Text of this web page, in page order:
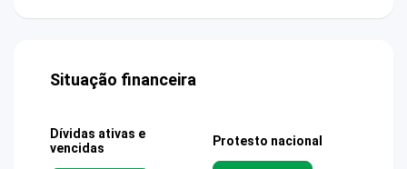
Situação financeira
Dívidas ativas e
vencidas
Protesto nacional